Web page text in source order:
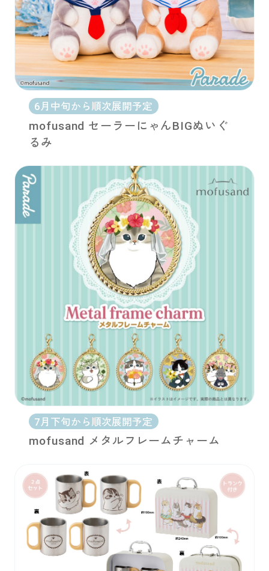
6月中旬から順次展開予定
mofusand セーラーにゃんBIGぬいぐ
るみ
7月下旬から順次展開予定
mofusand メタルフレームチャーム